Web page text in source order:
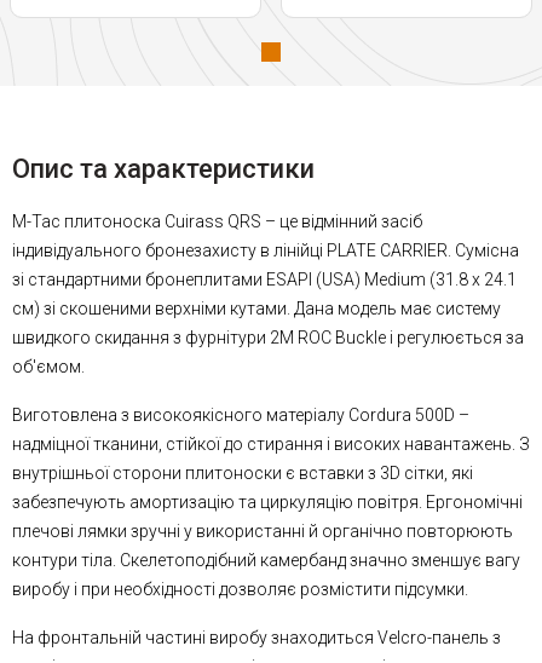
Опис та характеристики
M-Tac плитоноска Cuirass QRS – це відмінний засіб
індивідуального бронезахисту в лінійці PLATE CARRIER. Сумісна
зі стандартними бронеплитами ESAPI (USA) Medium (31.8 х 24.1
см) зі скошеними верхніми кутами. Дана модель має систему
швидкого скидання з фурнітури 2М ROC Buckle і регулюється за
об'ємом.
Виготовлена з високоякісного матеріалу Cordura 500D –
надміцної тканини, стійкої до стирання і високих навантажень. З
внутрішньої сторони плитоноски є вставки з 3D сітки, які
забезпечують амортизацію та циркуляцію повітря. Ергономічні
плечові лямки зручні у використанні й органічно повторюють
контури тіла. Скелетоподібний камербанд значно зменшує вагу
виробу і при необхідності дозволяє розмістити підсумки.
На фронтальній частині виробу знаходиться Velcro-панель з